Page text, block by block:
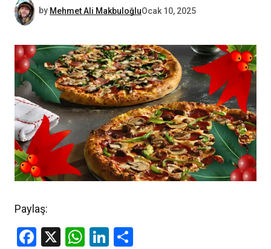
by Mehmet Ali MakbuloğluOcak 10, 2025
Paylaş:
Facebook
X WhatsApp
LinkedIn